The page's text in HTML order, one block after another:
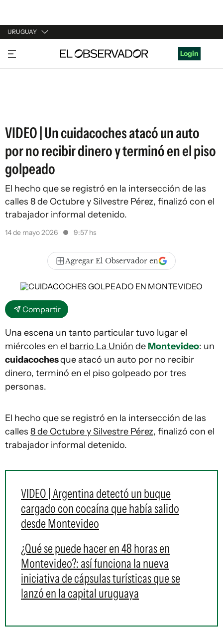
URUGUAY
URUGUAY
ARGENTINA
Login
VIDEO | Un cuidacoches atacó un auto
por no recibir dinero y terminó en el piso
golpeado
El hecho que se registró en la intersección de las
calles 8 de Octubre y Silvestre Pérez, finalizó con el
trabajador informal detenido.
14 de mayo 2026 9:57 hs
Agregar El Observador en
Compartir
Una escena un tanto particular tuvo lugar el
miércoles en el barrio La Unión deMontevideo: un
cuidacochesque atacó un auto por no recibir
dinero, terminó en el piso golpeado por tres
personas.
El hecho que se registró en la intersección de las
calles 8 de Octubre y Silvestre Pérez, finalizó con el
trabajador informal detenido.
VIDEO | Argentina detectó un buque
cargado con cocaína que había salido
desde Montevideo
¿Qué se puede hacer en 48 horas en
Montevideo?: así funciona la nueva
iniciativa de cápsulas turísticas que se
lanzó en la capital uruguaya